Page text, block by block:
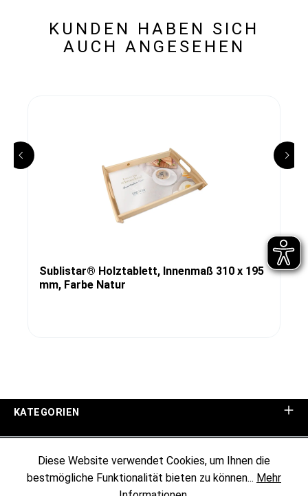
KUNDEN HABEN SICH
AUCH ANGESEHEN
Sublistar® Holztablett, Innenmaß 310 x 195
mm, Farbe Natur
KATEGORIEN
KUNDENINFORMATIONEN
Diese Website verwendet Cookies, um Ihnen die
bestmögliche Funktionalität bieten zu können... Mehr